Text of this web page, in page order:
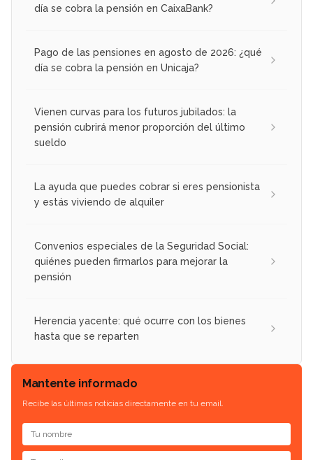
día se cobra la pensión en CaixaBank?
Pago de las pensiones en agosto de 2026: ¿qué
día se cobra la pensión en Unicaja?
Vienen curvas para los futuros jubilados: la
pensión cubrirá menor proporción del último
sueldo
La ayuda que puedes cobrar si eres pensionista
y estás viviendo de alquiler
Convenios especiales de la Seguridad Social:
quiénes pueden firmarlos para mejorar la
pensión
Herencia yacente: qué ocurre con los bienes
hasta que se reparten
Mantente informado
Recibe las últimas noticias directamente en tu email.